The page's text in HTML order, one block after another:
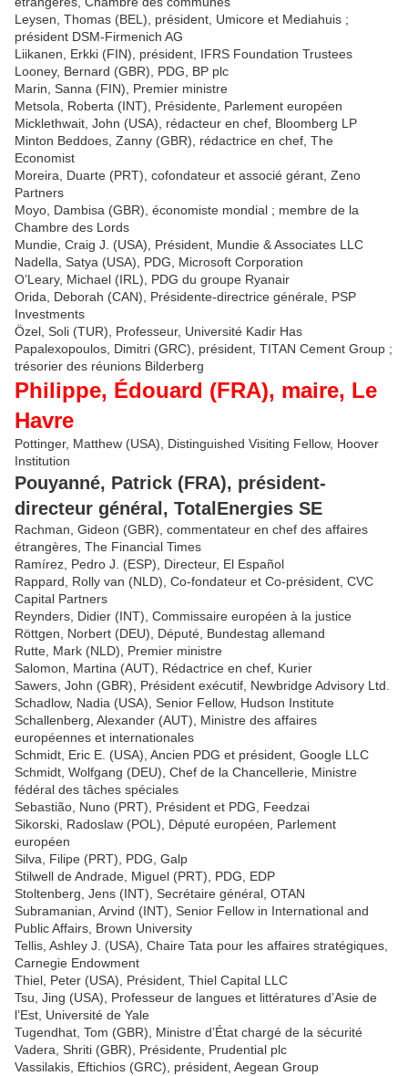
Leysen, Thomas (BEL), président, Umicore et Mediahuis ;
président DSM-Firmenich AG
Liikanen, Erkki (FIN), président, IFRS Foundation Trustees
Looney, Bernard (GBR), PDG, BP plc
Marin, Sanna (FIN), Premier ministre
Metsola, Roberta (INT), Présidente, Parlement européen
Micklethwait, John (USA), rédacteur en chef, Bloomberg LP
Minton Beddoes, Zanny (GBR), rédactrice en chef, The
Economist
Moreira, Duarte (PRT), cofondateur et associé gérant, Zeno
Partners
Moyo, Dambisa (GBR), économiste mondial ; membre de la
Chambre des Lords
Mundie, Craig J. (USA), Président, Mundie & Associates LLC
Nadella, Satya (USA), PDG, Microsoft Corporation
O’Leary, Michael (IRL), PDG du groupe Ryanair
Orida, Deborah (CAN), Présidente-directrice générale, PSP
Investments
Özel, Soli (TUR), Professeur, Université Kadir Has
Papalexopoulos, Dimitri (GRC), président, TITAN Cement Group ;
trésorier des réunions Bilderberg
Philippe, Édouard (FRA), maire, Le
Havre
Pottinger, Matthew (USA), Distinguished Visiting Fellow, Hoover
Institution
Pouyanné, Patrick (FRA), président-
directeur général, TotalEnergies SE
Rachman, Gideon (GBR), commentateur en chef des affaires
étrangères, The Financial Times
Ramírez, Pedro J. (ESP), Directeur, El Español
Rappard, Rolly van (NLD), Co-fondateur et Co-président, CVC
Capital Partners
Reynders, Didier (INT), Commissaire européen à la justice
Röttgen, Norbert (DEU), Député, Bundestag allemand
Rutte, Mark (NLD), Premier ministre
Salomon, Martina (AUT), Rédactrice en chef, Kurier
Sawers, John (GBR), Président exécutif, Newbridge Advisory Ltd.
Schadlow, Nadia (USA), Senior Fellow, Hudson Institute
Schallenberg, Alexander (AUT), Ministre des affaires
européennes et internationales
Schmidt, Eric E. (USA), Ancien PDG et président, Google LLC
Schmidt, Wolfgang (DEU), Chef de la Chancellerie, Ministre
fédéral des tâches spéciales
Sebastião, Nuno (PRT), Président et PDG, Feedzai
Sikorski, Radoslaw (POL), Député européen, Parlement
européen
Silva, Filipe (PRT), PDG, Galp
Stilwell de Andrade, Miguel (PRT), PDG, EDP
Stoltenberg, Jens (INT), Secrétaire général, OTAN
Subramanian, Arvind (INT), Senior Fellow in International and
Public Affairs, Brown University
Tellis, Ashley J. (USA), Chaire Tata pour les affaires stratégiques,
Carnegie Endowment
Thiel, Peter (USA), Président, Thiel Capital LLC
Tsu, Jing (USA), Professeur de langues et littératures d’Asie de
l’Est, Université de Yale
Tugendhat, Tom (GBR), Ministre d’État chargé de la sécurité
Vadera, Shriti (GBR), Présidente, Prudential plc
Vassilakis, Eftichios (GRC), président, Aegean Group